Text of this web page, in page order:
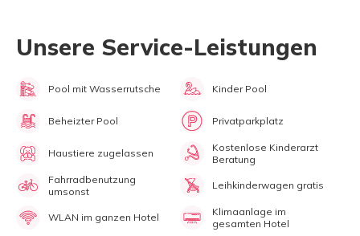
Unsere Service-Leistungen
Pool mit Wasserrutsche Kinder Pool
Beheizter Pool Privatparkplatz
Haustiere zugelassen
Kostenlose Kinderarzt
Beratung
Fahrradbenutzung
umsonst
Leihkinderwagen gratis
WLAN im ganzen Hotel
Klimaanlage im
gesamten Hotel